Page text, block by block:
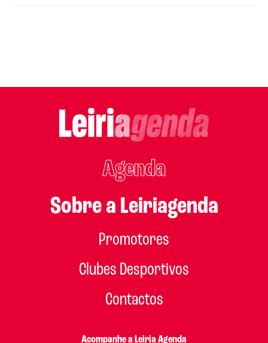
Agenda
Sobre a Leiriagenda
Promotores
Clubes Desportivos
Contactos
Acompanhe a Leiria Agenda